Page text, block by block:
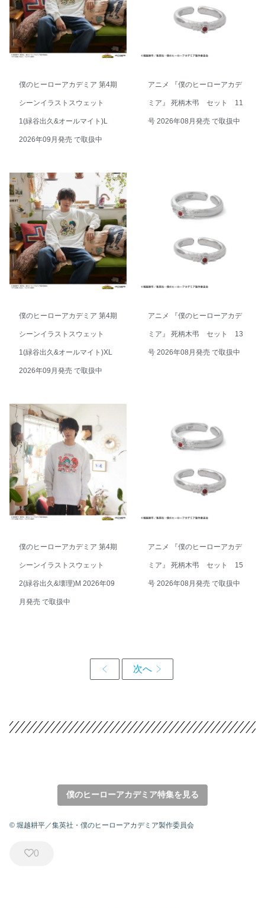
僕のヒーローアカデミア 第4期
シーンイラストスウェット
1(緑谷出久&オールマイト)L
2026年09月発売 で取扱中
アニメ 『僕のヒーローアカデ
ミア』 死柄木弔 セット 11
号 2026年08月発売 で取扱中
僕のヒーローアカデミア 第4期
シーンイラストスウェット
1(緑谷出久&オールマイト)XL
2026年09月発売 で取扱中
アニメ 『僕のヒーローアカデ
ミア』 死柄木弔 セット 13
号 2026年08月発売 で取扱中
僕のヒーローアカデミア 第4期
シーンイラストスウェット
2(緑谷出久&壊理)M 2026年09
月発売 で取扱中
アニメ 『僕のヒーローアカデ
ミア』 死柄木弔 セット 15
号 2026年08月発売 で取扱中
僕のヒーローアカデミア特集を見る
© 堀越耕平／集英社・僕のヒーローアカデミア製作委員会
0